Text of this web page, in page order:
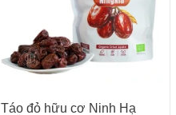
Táo đỏ hữu cơ Ninh Hạ